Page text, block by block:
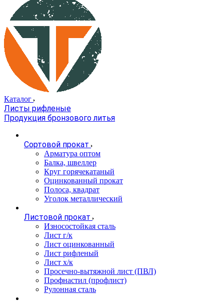
Каталог
Листы рифленые
Продукция бронзового литья
Сортовой прокат
Арматура оптом
Балка, швеллер
Круг горячекатаный
Оцинкованный прокат
Полоса, квадрат
Уголок металлический
Листовой прокат
Износостойкая сталь
Лист г/к
Лист оцинкованный
Лист рифленый
Лист х/к
Просечно-вытяжной лист (ПВЛ)
Профнастил (профлист)
Рулонная сталь